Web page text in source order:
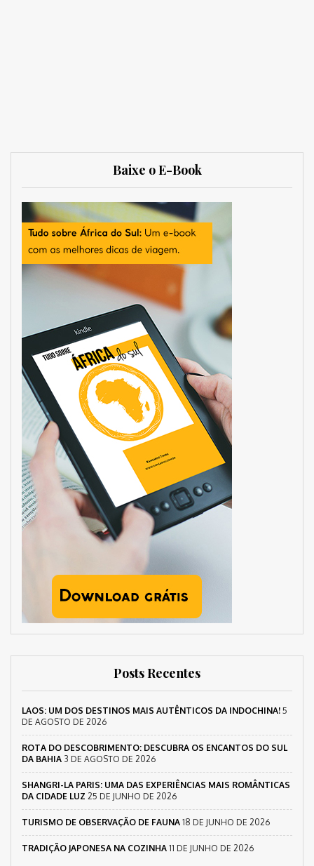
Baixe o E-Book
Posts Recentes
LAOS: UM DOS DESTINOS MAIS AUTÊNTICOS DA INDOCHINA! 5
DE AGOSTO DE 2026
ROTA DO DESCOBRIMENTO: DESCUBRA OS ENCANTOS DO SUL
DA BAHIA 3 DE AGOSTO DE 2026
SHANGRI-LA PARIS: UMA DAS EXPERIÊNCIAS MAIS ROMÂNTICAS
DA CIDADE LUZ 25 DE JUNHO DE 2026
TURISMO DE OBSERVAÇÃO DE FAUNA 18 DE JUNHO DE 2026
TRADIÇÃO JAPONESA NA COZINHA 11 DE JUNHO DE 2026